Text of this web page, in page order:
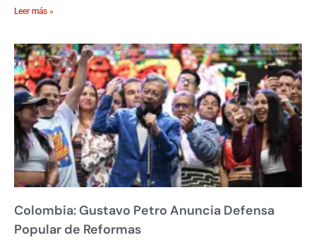
Leer más »
Colombia: Gustavo Petro Anuncia Defensa
Popular de Reformas